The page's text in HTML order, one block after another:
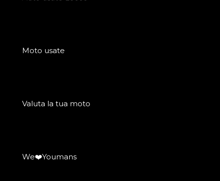
Moto usate
Valuta la tua moto
We❤️Youmans